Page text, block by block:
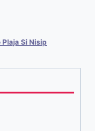
Si Nisip